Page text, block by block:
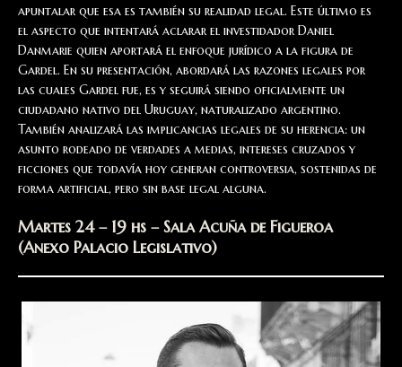
apuntalar que esa es también su realidad legal. Este último es
el aspecto que intentará aclarar el investidador Daniel
Danmarie quien aportará el enfoque jurídico a la figura de
Gardel. En su presentación, abordará las razones legales por
las cuales Gardel fue, es y seguirá siendo oficialmente un
ciudadano nativo del Uruguay, naturalizado argentino.
También analizará las implicancias legales de su herencia: un
asunto rodeado de verdades a medias, intereses cruzados y
ficciones que todavía hoy generan controversia, sostenidas de
forma artificial, pero sin base legal alguna.
Martes 24 – 19 hs – Sala Acuña de Figueroa
(Anexo Palacio Legislativo)